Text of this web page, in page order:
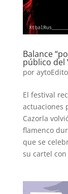
Balance
público del
por
El festival
actuaciones
Cazorla
flamenco
que se
su cartel